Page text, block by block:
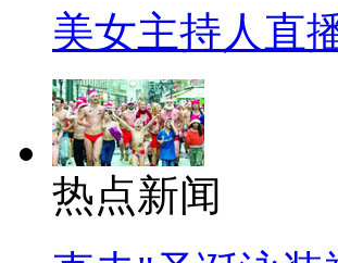
美女主持人直
热点新闻